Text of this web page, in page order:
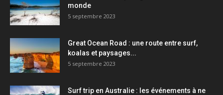
monde
5 septembre 2023
Great Ocean Road : une route entre surf,
koalas et paysages...
5 septembre 2023
Surf trip en Australie : les événements à ne